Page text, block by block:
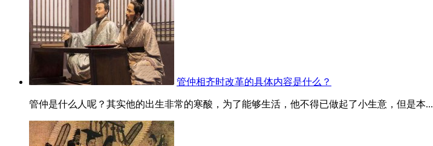
管仲相齐时改革的具体内容是什么？
管仲是什么人呢？其实他的出生非常的寒酸，为了能够生活，他不得已做起了小生意，但是本...